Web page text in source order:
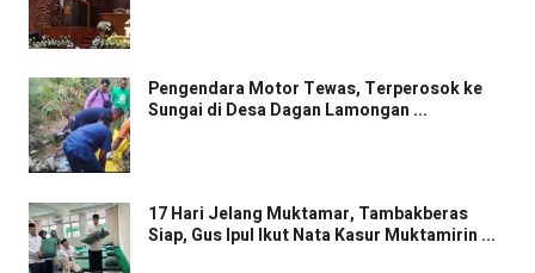
Pengendara Motor Tewas, Terperosok ke
Sungai di Desa Dagan Lamongan ...
17 Hari Jelang Muktamar, Tambakberas
Siap, Gus Ipul Ikut Nata Kasur Muktamirin ...